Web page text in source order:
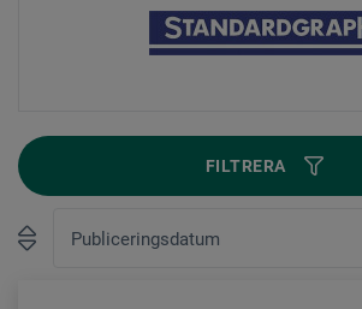
FILTRERA